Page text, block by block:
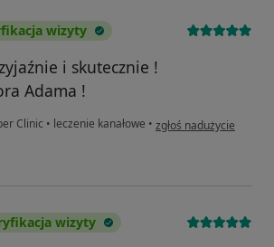
wizyty
i skutecznie !
Adama !
Clinic • leczenie kanałowe • w opinii użytkownika
zgłoś nadużycie
wizyty